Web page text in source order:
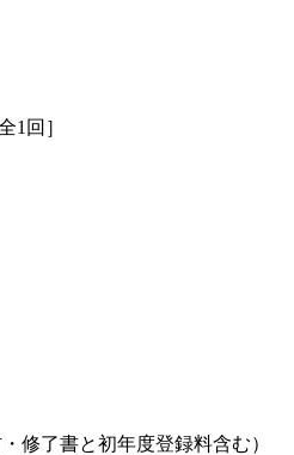
1回］
修了書と初年度登録料含む）